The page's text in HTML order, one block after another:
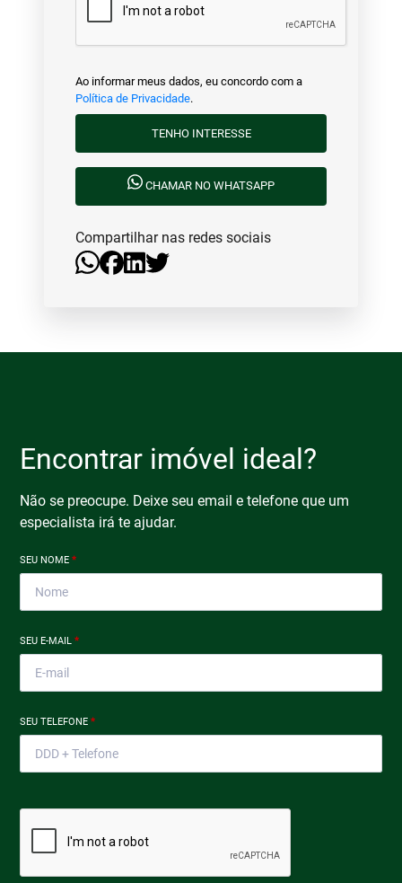
Ao informar meus dados, eu concordo com a
Política de Privacidade.
TENHO INTERESSE
CHAMAR NO WHATSAPP
Compartilhar nas redes sociais
Encontrar imóvel ideal?
Não se preocupe. Deixe seu email e telefone que um
especialista irá te ajudar.
SEU NOME*
SEU E-MAIL*
SEU TELEFONE*